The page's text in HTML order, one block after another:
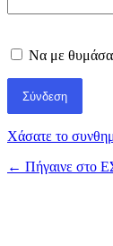
Να με
Χάσατε το
← Πήγαινε στο